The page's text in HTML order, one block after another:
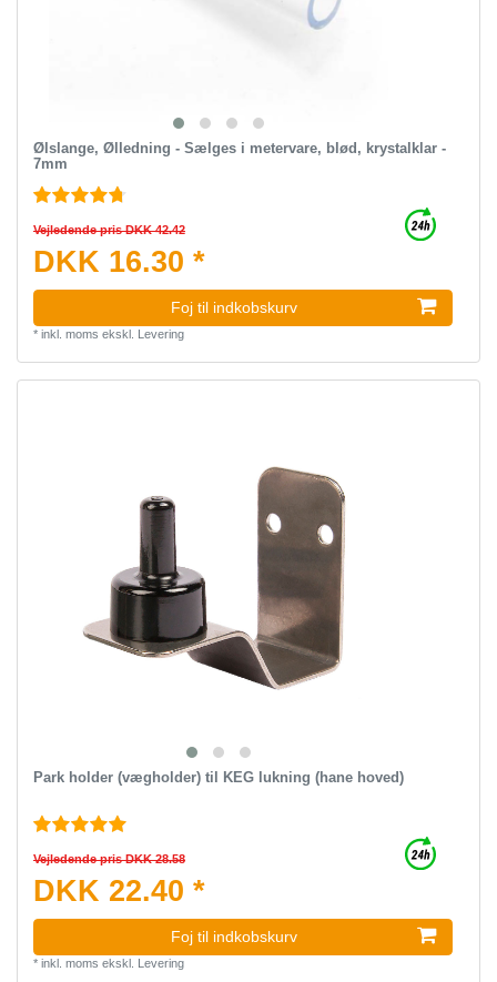
Ølslange, Ølledning - Sælges i metervare, blød, krystalklar -
7mm
Vejledende pris DKK 42.42
DKK 16.30 *
Foj til indkobskurv
* inkl. moms ekskl. Levering
Park holder (vægholder) til KEG lukning (hane hoved)
Vejledende pris DKK 28.58
DKK 22.40 *
Foj til indkobskurv
* inkl. moms ekskl. Levering